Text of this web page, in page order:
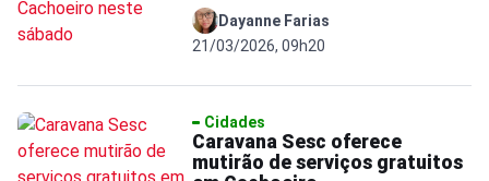
Dayanne Farias
21/03/2026, 09h20
Cidades
Caravana Sesc oferece
mutirão de serviços gratuitos